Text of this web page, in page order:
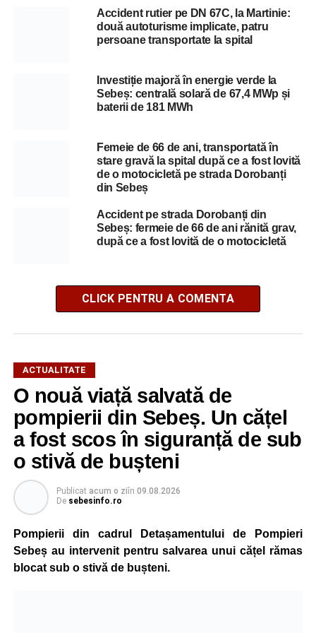
Accident rutier pe DN 67C, la Martinie:
două autoturisme implicate, patru
persoane transportate la spital
Investiție majoră în energie verde la
Sebeș: centrală solară de 67,4 MWp și
baterii de 181 MWh
Femeie de 66 de ani, transportată în
stare gravă la spital după ce a fost lovită
de o motocicletă pe strada Dorobanți
din Sebeș
Accident pe strada Dorobanți din
Sebeș: fermeie de 66 de ani rănită grav,
după ce a fost lovită de o motocicletă
CLICK PENTRU A COMENTA
ACTUALITATE
O nouă viață salvată de
pompierii din Sebeș. Un cățel
a fost scos în siguranță de sub
o stivă de bușteni
Publicat acum o ziîn 09.08.2026
De sebesinfo.ro
Pompierii din cadrul Detașamentului de Pompieri
Sebeș au intervenit pentru salvarea unui cățel rămas
blocat sub o stivă de bușteni.